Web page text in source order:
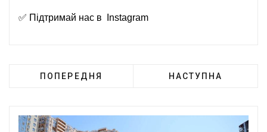
✅ Підтримай нас в Instagram
ПОПЕРЕДНЯ НАСТУПНА